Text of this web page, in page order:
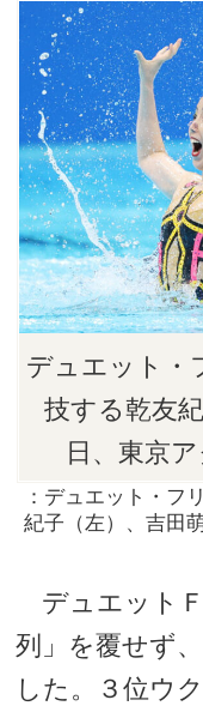
デュエット・
技する乾友
日、東京
：デュエット・フ
紀子（左）、吉田
デュエット
列」を覆せず
した。３位ウ